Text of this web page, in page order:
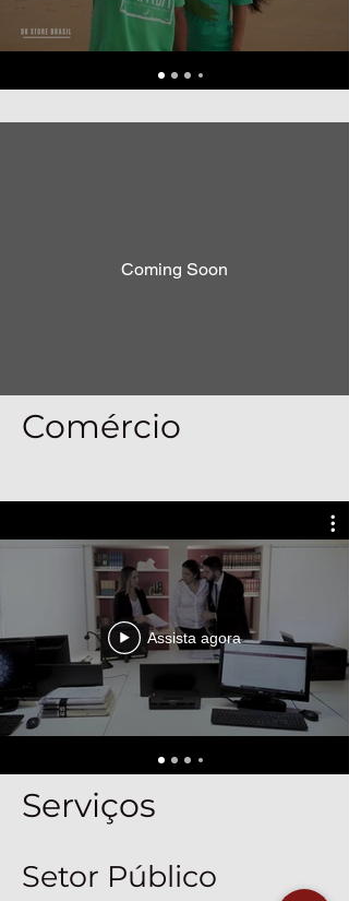
Coming Soon
Comércio
Assista agora
Serviços
Setor Público